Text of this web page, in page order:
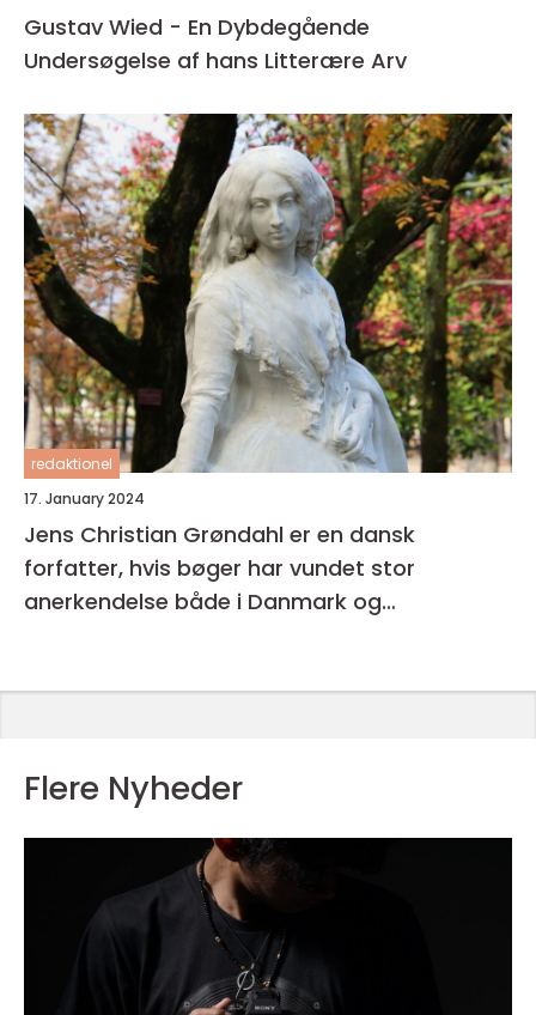
Gustav Wied - En Dybdegående
Undersøgelse af hans Litterære Arv
redaktionel
17. January 2024
Jens Christian Grøndahl er en dansk
forfatter, hvis bøger har vundet stor
anerkendelse både i Danmark og
Flere Nyheder